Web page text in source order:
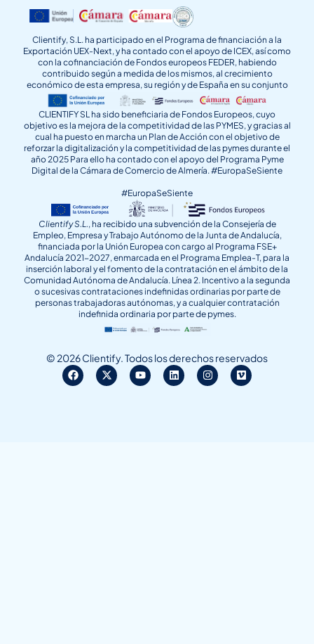
Clientify, S.L. ha participado en el Programa de financiación a la
Exportación UEX-Next, y ha contado con el apoyo de ICEX, así como
con la cofinanciación de Fondos europeos FEDER, habiendo
contribuido según a medida de los mismos, al crecimiento
económico de esta empresa, su región y de España en su conjunto
CLIENTIFY SL ha sido beneficiaria de Fondos Europeos, cuyo
objetivo es la mejora de la competitividad de las PYMES, y gracias al
cual ha puesto en marcha un Plan de Acción con el objetivo de
reforzar la digitalización y la competitividad de las pymes durante el
año 2025 Para ello ha contado con el apoyo del Programa Pyme
Digital de la Cámara de Comercio de Almería. #EuropaSeSiente
#EuropaSeSiente
Clientify S.L., ha recibido una subvención de la Consejería de
Empleo, Empresa y Trabajo Autónomo de la Junta de Andalucía,
financiada por la Unión Europea con cargo al Programa FSE+
Andalucía 2021-2027, enmarcada en el Programa Emplea-T, para la
inserción laboral y el fomento de la contratación en el ámbito de la
Comunidad Autónoma de Andalucía. Línea 2. Incentivo a la segunda
o sucesivas contrataciones indefinidas ordinarias por parte de
personas trabajadoras autónomas, y a cualquier contratación
indefinida ordinaria por parte de pymes.
© 2026 Clientify. Todos los derechos reservados